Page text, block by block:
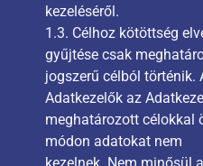
kezeléséről.
1.3. Célhoz kötöttség
gyűjtése csak
jogszerű célból történik.
Adatkezelők az
meghatározott célokkal
módon adatokat nem